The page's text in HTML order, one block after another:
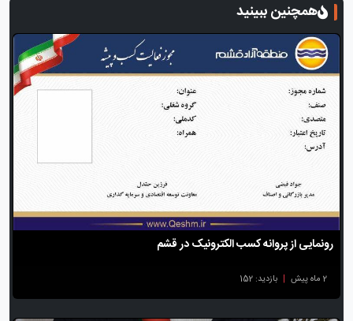
همچنین ببینید
رونمایی از پروانه کسب الکترونیک در قشم
2 ماه پیش | بازدید: 152